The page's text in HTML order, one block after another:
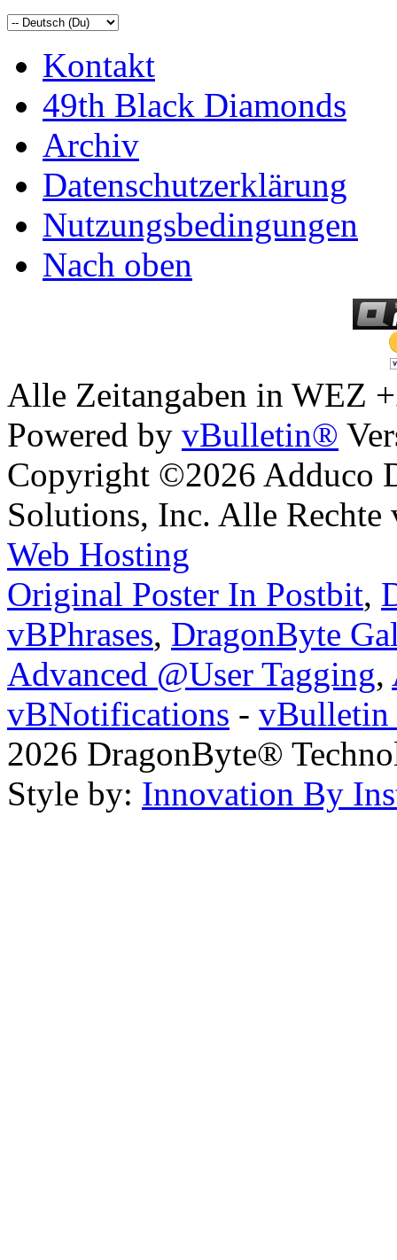
Kontakt
49th Black Diamonds
Archiv
Datenschutzerklärung
Nutzungsbedingungen
Nach oben
Alle Zeitangaben in WEZ
Powered by vBulletin®
Copyright ©2026 Adduco
Solutions, Inc. Alle Rechte
Web Hosting
Original Poster In Postbit,
vBPhrases, DragonByte
Advanced @User Tagging,
vBNotifications - vBulletin
2026 DragonByte®
Style by: Innovation By